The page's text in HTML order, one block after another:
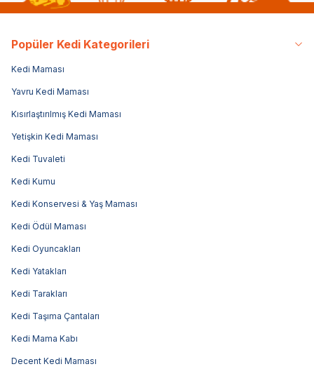
Popüler Kedi Kategorileri
Kedi Maması
Yavru Kedi Maması
Kısırlaştırılmış Kedi Maması
Yetişkin Kedi Maması
Kedi Tuvaleti
Kedi Kumu
Kedi Konservesi & Yaş Maması
Kedi Ödül Maması
Kedi Oyuncakları
Kedi Yatakları
Kedi Tarakları
Kedi Taşıma Çantaları
Kedi Mama Kabı
Decent Kedi Maması